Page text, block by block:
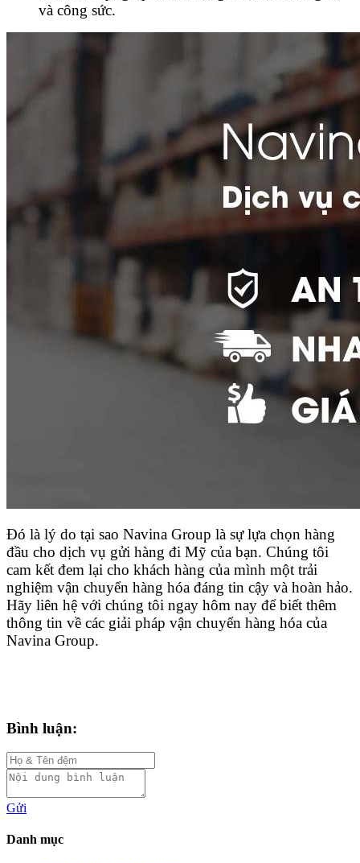
và công sức.
Đó là lý do tại sao Navina Group là sự lựa chọn hàng
đầu cho dịch vụ gửi hàng đi Mỹ của bạn. Chúng tôi
cam kết đem lại cho khách hàng của mình một trải
nghiệm vận chuyển hàng hóa đáng tin cậy và hoàn hảo.
Hãy liên hệ với chúng tôi ngay hôm nay để biết thêm
thông tin về các giải pháp vận chuyển hàng hóa của
Navina Group.
Bình luận:
Gửi
Danh mục